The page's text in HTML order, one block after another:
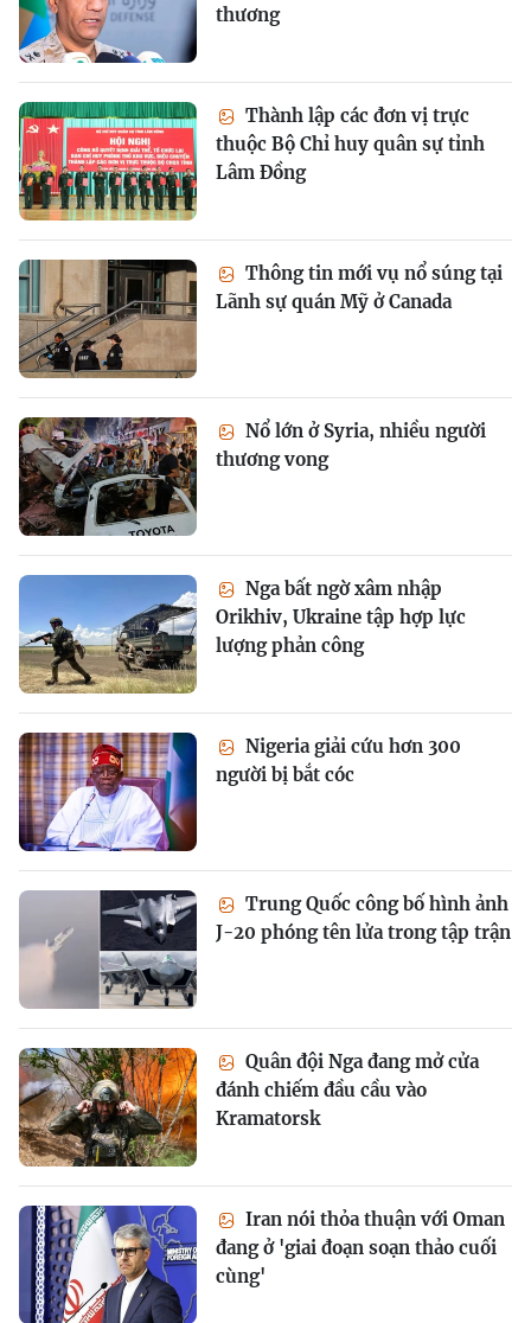
thương
Thành lập các đơn vị trực
thuộc Bộ Chỉ huy quân sự tỉnh
Lâm Đồng
Thông tin mới vụ nổ súng tại
Lãnh sự quán Mỹ ở Canada
Nổ lớn ở Syria, nhiều người
thương vong
Nga bất ngờ xâm nhập
Orikhiv, Ukraine tập hợp lực
lượng phản công
Nigeria giải cứu hơn 300
người bị bắt cóc
Trung Quốc công bố hình ảnh
J-20 phóng tên lửa trong tập trận
Quân đội Nga đang mở cửa
đánh chiếm đầu cầu vào
Kramatorsk
Iran nói thỏa thuận với Oman
đang ở 'giai đoạn soạn thảo cuối
cùng'